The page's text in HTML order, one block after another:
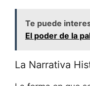
Te puede
El poder de la
La Narrativa